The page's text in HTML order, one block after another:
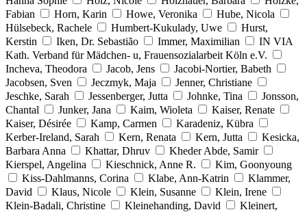
Fabian
Horn, Karin Howe, Veronika
Hube, Nicola
Hülsebeck, Rachele
Humbert-Kukulady, Uwe
Hurst,
Kerstin
Iken, Dr. Sebastião Immer, Maximilian
IN VIA
Kath. Verband für Mädchen- u, Frauensozialarbeit Köln e.V.
Incheva, Theodora
Jacob, Jens
Jacobi-Nortier, Babeth
Jacobsen, Sven
Jeczmyk, Maja
Jenner, Christiane
Jeschke, Sarah
Jessenberger, Jutta Johnke, Tina
Jonsson,
Chantal
Junker, Jana Kaim, Wioleta
Kaiser, Renate
Kaiser, Désirée
Kamp, Carmen
Karadeniz, Kübra
Kerber-Ireland, Sarah
Kern, Renata Kern, Jutta
Kesicka,
Barbara Anna
Khattar, Dhruv
Kheder Abde, Samir
Kierspel, Angelina
Kieschnick, Anne R.
Kim, Goonyoung
Kiss-Dahlmanns, Corina
Klabe, Ann-Katrin
Klammer,
David
Klaus, Nicole Klein, Susanne
Klein, Irene
Klein-Badali, Christine
Kleinehanding, David
Kleinert,